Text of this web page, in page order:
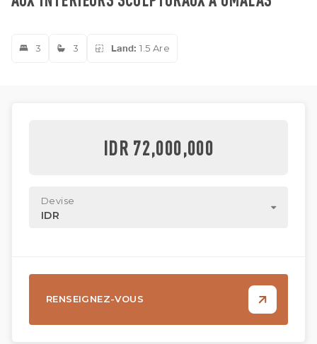
3 3 Land: 1.5 Are
IDR 72,000,000
Devise
IDR
RENSEIGNEZ-VOUS